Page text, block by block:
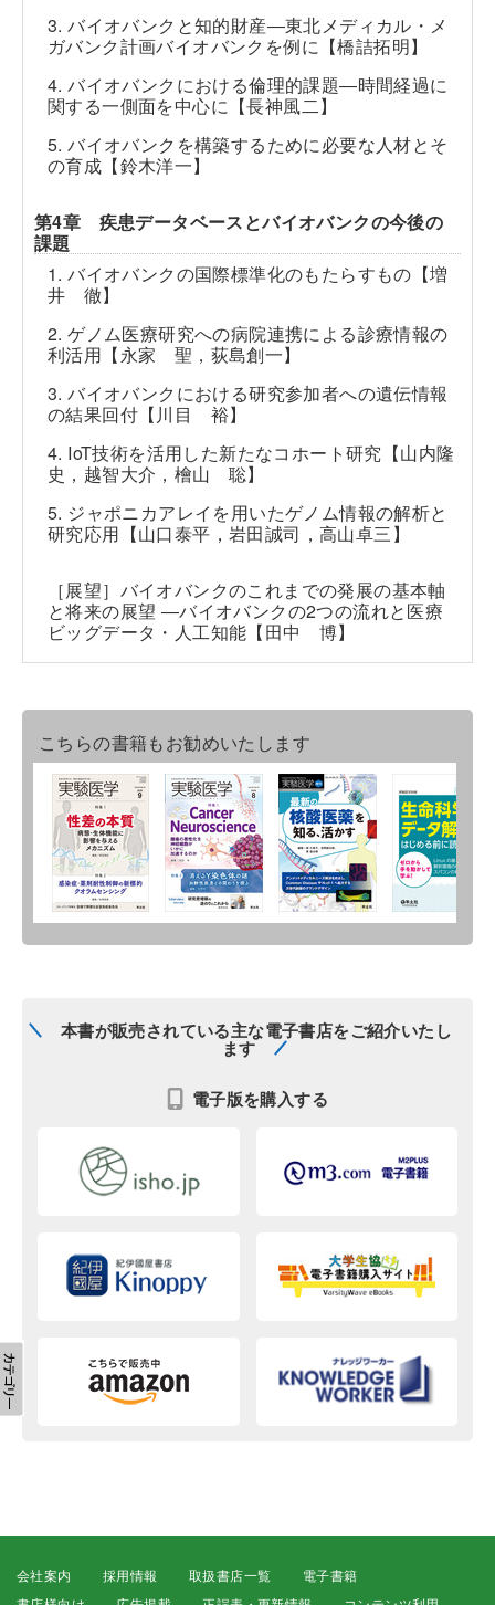
3. バイオバンクと知的財産―東北メディカル・メ
ガバンク計画バイオバンクを例に【橋詰拓明】
4. バイオバンクにおける倫理的課題―時間経過に
関する一側面を中心に【長神風二】
5. バイオバンクを構築するために必要な人材とそ
の育成【鈴木洋一】
第4章 疾患データベースとバイオバンクの今後の
課題
1. バイオバンクの国際標準化のもたらすもの【増
井 徹】
2. ゲノム医療研究への病院連携による診療情報の
利活用【永家 聖，荻島創一】
3. バイオバンクにおける研究参加者への遺伝情報
の結果回付【川目 裕】
4. IoT技術を活用した新たなコホート研究【山内隆
史，越智大介，檜山 聡】
5. ジャポニカアレイを用いたゲノム情報の解析と
研究応用【山口泰平，岩田誠司，高山卓三】
［展望］バイオバンクのこれまでの発展の基本軸
と将来の展望 ―バイオバンクの2つの流れと医療
ビッグデータ・人工知能【田中 博】
こちらの書籍もお勧めいたします
本書が販売されている主な電子書店をご紹介いたし
ます
電子版を購入する
会社案内 採用情報 取扱書店一覧
電子書籍